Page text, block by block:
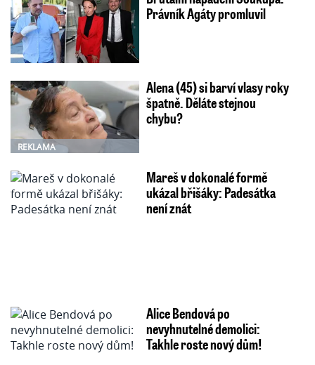
Právník Agáty promluvil
REKLAMA
Alena (45) si barví vlasy roky
špatně. Děláte stejnou
chybu?
Mareš v dokonalé formě
ukázal břišáky: Padesátka
není znát
Alice Bendová po
nevyhnutelné demolici:
Takhle roste nový dům!